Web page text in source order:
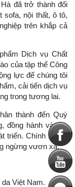
đã trở thành đối
sofa, nội thất, ô tô,
trên khắp cả
Dịch vụ Chất
của tập thể Công
lực để chúng tôi
cải tiến dịch vụ
trong tương lai.
thành đến Quý
đồng hành và lựa
triển. Chính sự tin
ngừng vươn xa.
Việt Nam.